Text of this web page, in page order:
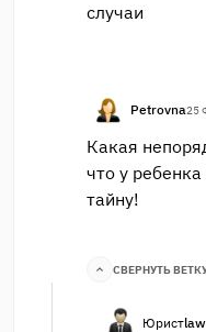
случаи
Petrovna25
Какая
что у
тайну!
СВЕРНУТЬ
Юрист